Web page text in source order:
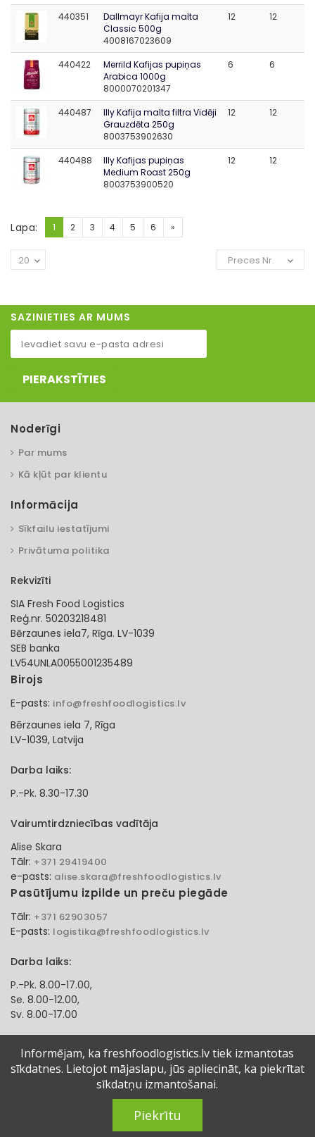
440351
Dallmayr Kafija malta
Classic 500g
4008167023609
12 12
440422
Merrild Kafijas pupiņas
Arabica 1000g
8000070201347
6 6
440487
Illy Kafija malta filtra Vidēji
Grauzdēta 250g
8003753902630
12 12
440488
Illy Kafijas pupiņas
Medium Roast 250g
8003753900520
12 12
Lapa: 1 2 3 4 5 6 »
Preces Nr.
20
SAZINIETIES AR MUMS
PIERAKSTĪTIES
Noderīgi
Par mums
Kā kļūt par klientu
Informācija
Sīkfailu iestatījumi
Privātuma politika
Rekvizīti
SIA Fresh Food Logistics
Reģ.nr. 50203218481
Bērzaunes iela7, Rīga. LV-1039
SEB banka
LV54UNLA0055001235489
Birojs
E-pasts: info@freshfoodlogistics.lv
Bērzaunes iela 7, Rīga
LV-1039, Latvija
Darba laiks:
P.-Pk. 8.30-17.30
Vairumtirdzniecības vadītāja
Alise Skara
Tālr: +371 29419400
e-pasts: alise.skara@freshfoodlogistics.lv
Pasūtījumu izpilde un preču piegāde
Tālr: +371 62903057
E-pasts: logistika@freshfoodlogistics.lv
Darba laiks:
P.-Pk. 8.00-17.00,
Se. 8.00-12.00,
Sv. 8.00-17.00
Aļona Gadzāne
+371 27321584
alona.gadzane@freshfoodlogistics.lv
Informējam, ka freshfoodlogistics.lv tiek izmantotas
sīkdatnes. Lietojot mājaslapu, jūs apliecināt, ka piekrītat
sīkdatņu izmantošanai.
Piekrītu